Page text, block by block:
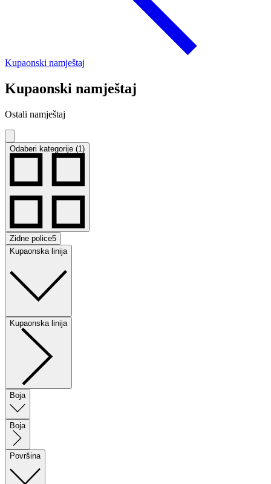
Kupaonski namještaj
Kupaonski namještaj
Ostali namještaj
Odaberi kategorije (1)
Zidne police5
Kupaonska linija
Kupaonska linija
Boja
Boja
Površina